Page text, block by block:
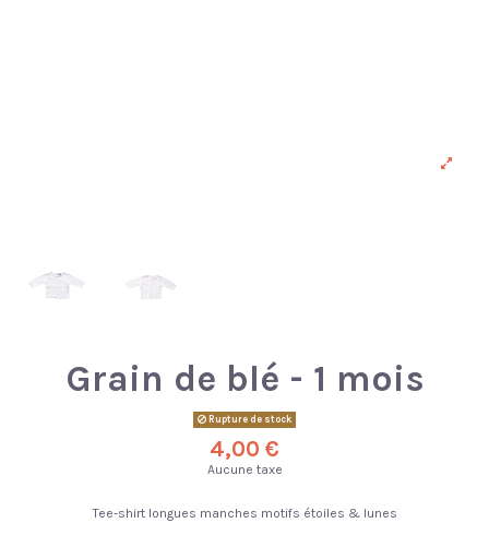
Grain de blé - 1 mois
Rupture de stock
4,00 €
Aucune taxe
Tee-shirt longues manches motifs étoiles & lunes